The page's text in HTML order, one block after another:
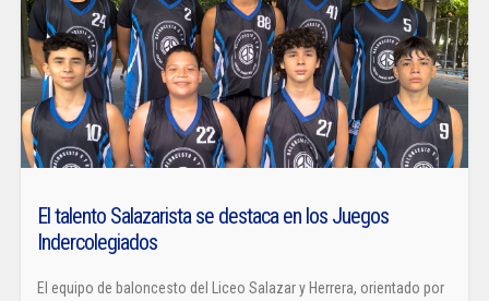
El talento Salazarista se destaca en los Juegos
Indercolegiados
El equipo de baloncesto del Liceo Salazar y Herrera, orientado por